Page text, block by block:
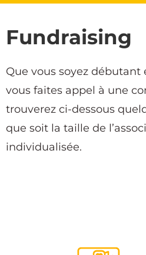
Fundraising
Que vous soyez
vous faites appel à une
trouverez ci-dessous
que soit la taille de
individualisée.